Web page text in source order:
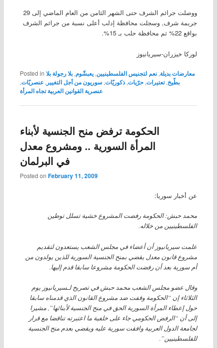
ووصلت جرائم الشرف حتى الشهر الثامن من العام الماضي إلى 29
جريمة شرف, وسجلت محافظة إدلب أعلى نسبة من جرائم الشرف
بواقع 22% ثم محافظة حلب بـ 15%.
لوركا خيزران-سيريانيوز
Posted in معارضات بديلة,نعم لتجنيس الفلسطينيين,يعبشّوم,بلا رجولة بلا
بطّيخ,تعتيرات,حرّيات,ذكوريّات,سوريون من أجل التغيير,عنصريّات,
عنصرية القوانين العربية تجاه المرأة
الحكومة ترفض منح الجنسية لأبناء
المرأة السورية .. ومشروع معدل
في البرلمان
Posted on February 11, 2009
عن أخبار سوريا:
محمد حبش: الحكومة رفضت المشروع خشية تسلل توطين
الفلسطينيين من خلاله.
علمت سيريانيوز أن أعضاء في مجلس الشعب يستعدون لتقديم
مشروع قانون معدل يقضي بمنح الجنسية السورية للذين يولدون من
أم سورية بعد أن رفضت الحكومة مشروعا سابقا قدم إليها.
وقال عضو مجلس الشعب محمد حبش في تصريح لـسيريانيوز يوم
الثلاثاء إن “الحكومة وقفت ضد مشروع القانون الذي قدمناه سابقا
حول إعطاء المرأة السورية الحق في منح الجنسية لأبنائها”, مشيرا
إلى أن “الرفض الحكومي جاء على خلفية ما اعتبرته تناقضا مع قرار
لجامعة الدول العربية وافقت سورية عليه ويقضي بعدم منح الجنسية
للفلسطينيين”.